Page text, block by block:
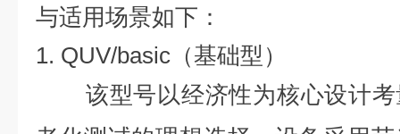
与适用场景如下：
1. QUV/basic（基础型）
该型号以经济性为核心设计